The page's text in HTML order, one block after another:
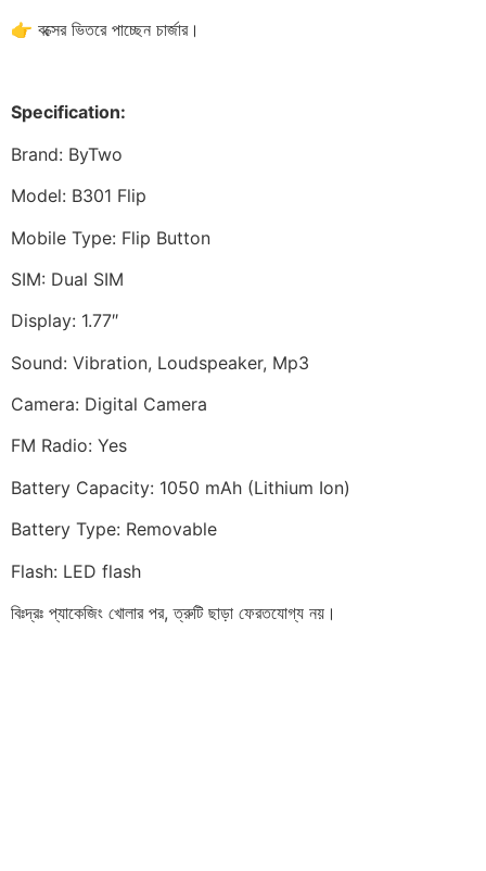
👉 বক্সের ভিতরে পাচ্ছেন চার্জার।
Specification:
Brand: ByTwo
Model: B301 Flip
Mobile Type: Flip Button
SIM: Dual SIM
Display: 1.77″
Sound: Vibration, Loudspeaker, Mp3
Camera: Digital Camera
FM Radio: Yes
Battery Capacity: 1050 mAh (Lithium Ion)
Battery Type: Removable
Flash: LED flash
বিঃদ্রঃ প্যাকেজিং খোলার পর, ত্রুটি ছাড়া ফেরতযোগ্য নয়।